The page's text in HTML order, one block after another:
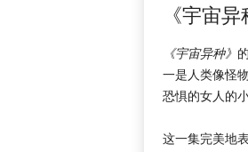
《宇宙异
《宇宙异种》
一是人类像怪
恐惧的女人的
这一集完美地